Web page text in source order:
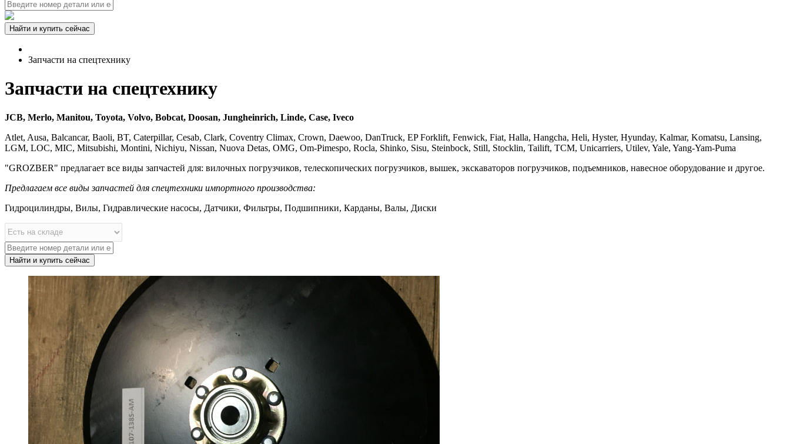
Запчасти на спецтехнику
Запчасти на спецтехнику
JCB, Merlo, Manitou, Toyota, Volvo, Bobcat, Doosan, Jungheinrich, Linde, Case, Iveco
Atlet, Ausa, Balcancar, Baoli, BT, Caterpillar, Cesab, Clark, Coventry Climax, Crown, Daewoo, DanTruck, EP Forklift, Fenwick, Fiat, Halla, Hangcha, Heli, Hyster, Hyunday, Kalmar, Komatsu, Lansing,
LGM, LOC, MIC, Mitsubishi, Montini, Nichiyu, Nissan, Nuova Detas, OMG, Om-Pimespo, Rocla, Shinko, Sisu, Steinbock, Still, Stocklin, Tailift, TCM, Unicarriers, Utilev, Yale, Yang-Yam-Puma
"GROZBER" предлагает все виды запчастей для: вилочных погрузчиков, телескопических погрузчиков, вышек, экскаваторов погрузчиков, подъемников, навесное оборудование и другое.
Предлагаем все виды запчастей для спецтехники импортного производства:
Гидроцилиндры, Вилы, Гидравлические насосы, Датчики, Фильтры, Подшипники, Карданы, Валы, Диски